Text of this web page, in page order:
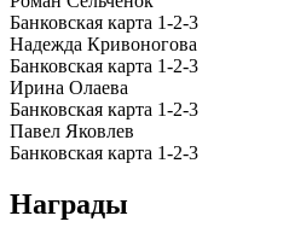
Банковская карта 1-2-3
Надежда Кривоногова
Банковская карта 1-2-3
Ирина Олаева
Банковская карта 1-2-3
Павел Яковлев
Банковская карта 1-2-3
Награды